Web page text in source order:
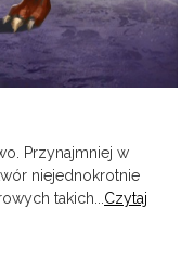
Przynajmniej w
niejednokrotnie
takich... Czytaj